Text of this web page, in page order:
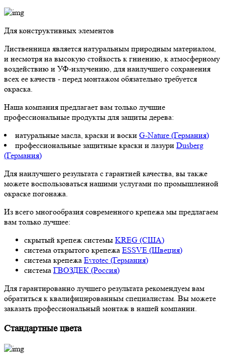
Для конструктивных элементов
Лиственница является натуральным природным материалом,
и несмотря на высокую стойкость к гниению, к атмосферному
воздействию и УФ-излучению, для наилучшего сохранения
всех ее качеств - перед монтажом обязательно требуется
окраска.
Наша компания предлагает вам только лучшие
профессиональные продукты для защиты дерева:
натуральные масла, краски и воски G-Nature (Германия)
профессиональные защитные краски и лазури Dusberg
(Германия)
Для наилучшего результата с гарантией качества, вы также
можете воспользоваться нашими услугами по промышленной
окраске погонажа.
Из всего многообразия современного крепежа мы предлагаем
вам только лучшее:
скрытый крепеж системы KREG (США)
система открытого крепежа ESSVE (Швеция)
система крепежа Evrotec (Германия)
система ГВОЗДЕК (Россия)
Для гарантированно лучшего результата рекомендуем вам
обратиться к квалифицированным специалистам. Вы можете
заказать профессиональный монтаж в нашей компании.
Стандартные цвета